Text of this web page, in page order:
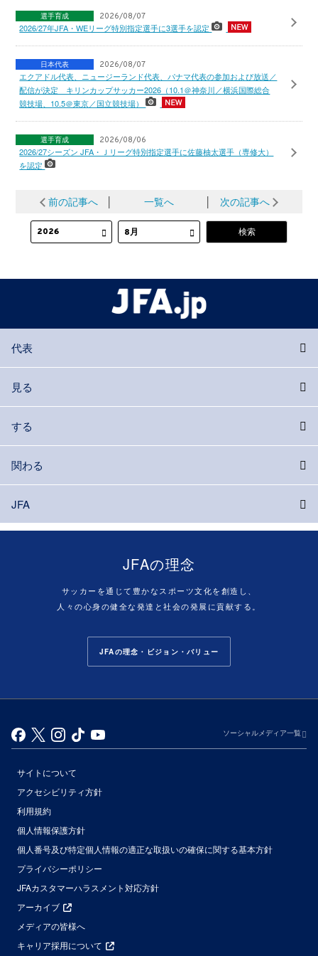
選手育成 2026/08/07
2026/27年JFA・WEリーグ特別指定選手に3選手を認定
日本代表 2026/08/07
エクアドル代表、ニュージーランド代表、パナマ代表の参加および放送／
配信が決定 キリンカップサッカー2026（10.1＠神奈川／横浜国際総合
競技場、10.5＠東京／国立競技場）
選手育成 2026/08/06
2026/27シーズン JFA・Ｊリーグ特別指定選手に佐藤柚太選手（専修大）
を認定
前の記事へ 一覧へ 次の記事へ
代表
見る
する
関わる
JFA
JFAの理念
サッカーを通じて豊かなスポーツ文化を創造し、
人々の心身の健全な発達と社会の発展に貢献する。
JFAの理念・ビジョン・バリュー
ソーシャルメディア一覧
サイトについて
アクセシビリティ方針
利用規約
個人情報保護方針
個人番号及び特定個人情報の適正な取扱いの確保に関する基本方針
プライバシーポリシー
JFAカスタマーハラスメント対応方針
アーカイブ
メディアの皆様へ
キャリア採用について